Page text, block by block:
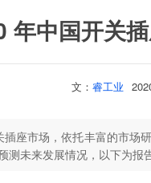
年中国开关
文： 睿工业
座市场，依托丰富的市场
测未来发展情况，以下为报